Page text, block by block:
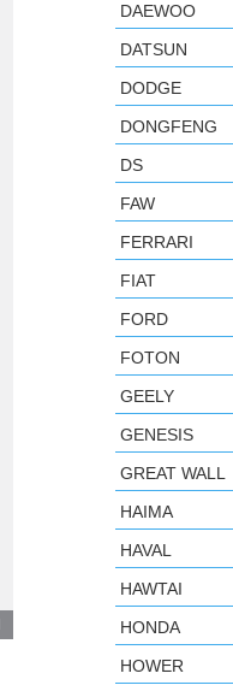
DAEWOO
DATSUN
DODGE
DONGFENG
DS
FAW
FERRARI
FIAT
FORD
FOTON
GEELY
GENESIS
GREAT WALL
HAIMA
HAVAL
HAWTAI
HONDA
HOWER